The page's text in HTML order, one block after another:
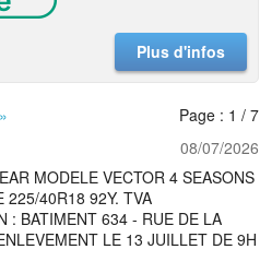
Plus d'infos
»
Page : 1 / 7
08/07/2026
MODELE VECTOR 4 SEASONS
225/40R18 92Y. TVA
: BATIMENT 634 - RUE DE LA
LE 13 JUILLET DE 9H